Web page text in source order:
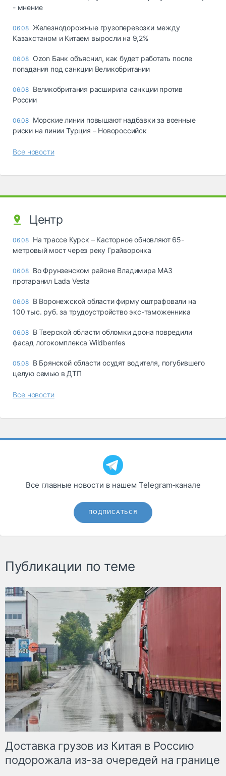
- мнение
06.08 Железнодорожные грузоперевозки между
Казахстаном и Китаем выросли на 9,2%
06.08 Ozon Банк объяснил, как будет работать после
попадания под санкции Великобритании
06.08 Великобритания расширила санкции против
России
06.08 Морские линии повышают надбавки за военные
риски на линии Турция – Новороссийск
Все новости
Центр
06.08 На трассе Курск – Касторное обновляют 65-
метровый мост через реку Грайворонка
06.08 Во Фрунзенском районе Владимира МАЗ
протаранил Lada Vesta
06.08 В Воронежской области фирму оштрафовали на
100 тыс. руб. за трудоустройство экс-таможенника
06.08 В Тверской области обломки дрона повредили
фасад логокомплекса Wildberries
05.08 В Брянской области осудят водителя, погубившего
целую семью в ДТП
Все новости
Все главные новости в нашем Telegram‑канале
ПОДПИСАТЬСЯ
Публикации по теме
Доставка грузов из Китая в Россию
подорожала из-за очередей на границе